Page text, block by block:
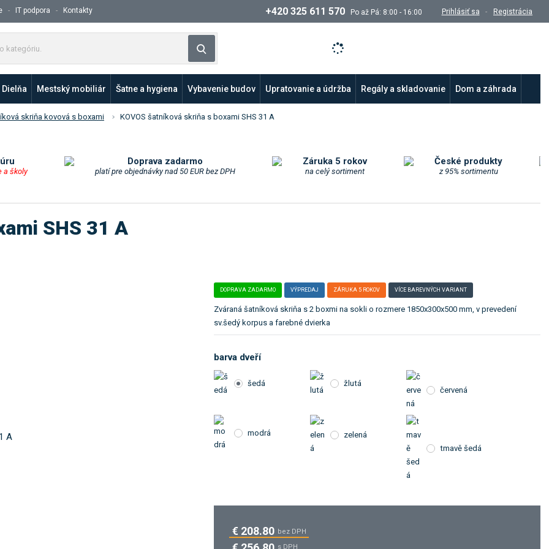
IT podpora Kontakty +420 325 611 570 Po až Pá: 8:00 - 16:00 Prihlásiť sa Registrácia
d
j
t
e
o
a
Dielňa Mestský mobiliár Šatne a hygiena Vybavenie budov Upratovanie a údržba Regály a skladovanie Dom a záhrada
skriňa kovová s boxami KOVOS šatníková skriňa s boxami SHS 31 A
a školy
Doprava zadarmo
platí pre objednávky nad 50 EUR bez DPH
Záruka 5 rokov
na celý sortiment
České produkty
z 95% sortimentu
SHS 31 A
DOPRAVA ZADARMO VÝPREDAJ ZÁRUKA 5 ROKOV VÍCE BAREVNÝCH VARIANT
Zváraná šatníková skriňa s 2 boxmi na sokli o rozmere 1850x300x500 mm, v prevedení
sv.šedý korpus a farebné dvierka
barva dveří
šedá žlutá
červená
modrá
zelená
tmavě šedá
€ 208.80 bez DPH
s DPH